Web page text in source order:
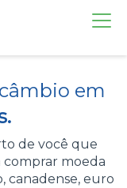
em
de você que
comprar moeda
canadense, euro